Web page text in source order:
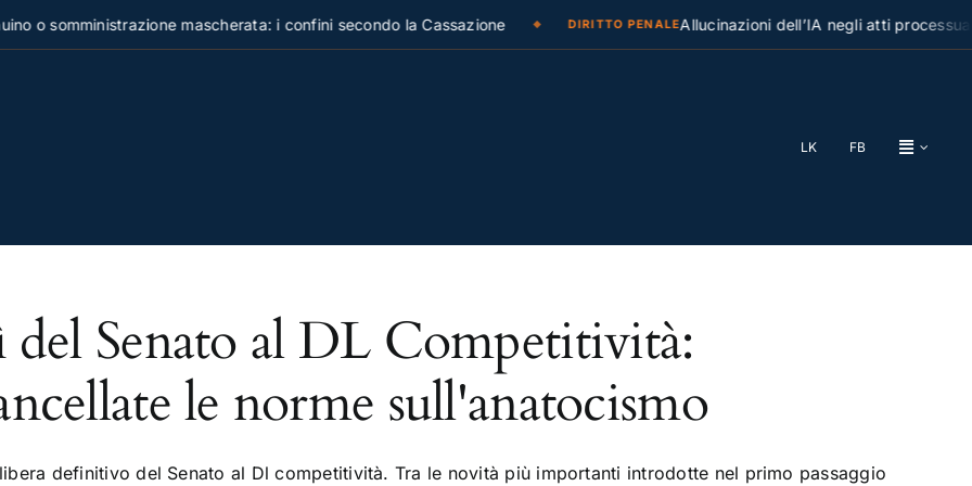
o somministrazione mascherata: i confini secondo la Cassazione DIRITTO PENALEAllucinazioni dell’IA negli atti
LK FB
del Senato al DL Competitività:
le norme sull'anatocismo
definitivo del Senato al Dl competitività. Tra le novità più importanti introdotte nel primo passaggio